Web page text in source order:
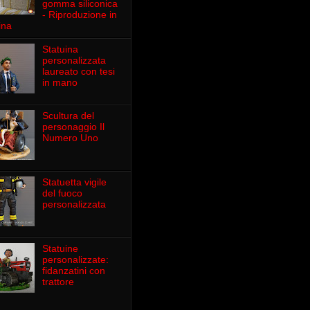
gomma siliconica
- Riproduzione in
Statuina
personalizzata
laureato con tesi
in mano
Scultura del
personaggio Il
Numero Uno
Statuetta vigile
del fuoco
personalizzata
Statuine
personalizzate:
fidanzatini con
trattore